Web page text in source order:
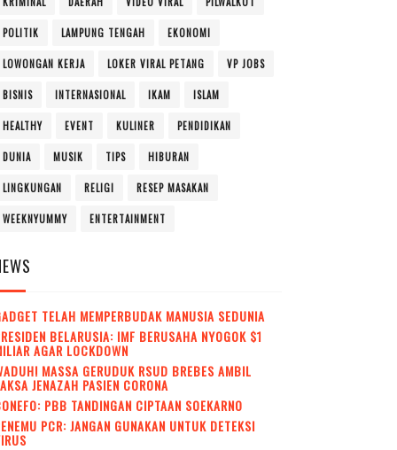
POLITIK LAMPUNG TENGAH EKONOMI
LOWONGAN KERJA LOKER VIRAL PETANG VP JOBS
BISNIS INTERNASIONAL IKAM ISLAM
HEALTHY EVENT KULINER PENDIDIKAN
DUNIA MUSIK TIPS HIBURAN
LINGKUNGAN RELIGI RESEP MASAKAN
WEEKNYUMMY ENTERTAINMENT
TELAH MEMPERBUDAK MANUSIA SEDUNIA
BELARUSIA: IMF BERUSAHA NYOGOK $1
AGAR LOCKDOWN
MASSA GERUDUK RSUD BREBES AMBIL
JENAZAH PASIEN CORONA
PBB TANDINGAN CIPTAAN SOEKARNO
PCR: JANGAN GUNAKAN UNTUK DETEKSI